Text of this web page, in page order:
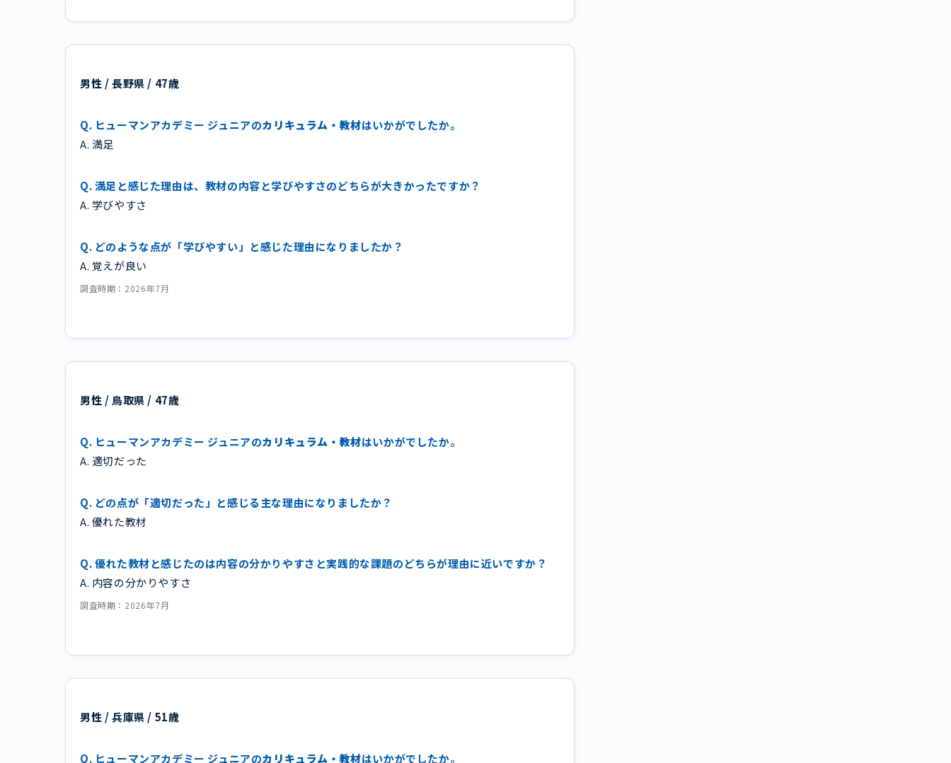
男性 / 長野県 / 47歳
Q. ヒューマンアカデミー ジュニアのカリキュラム・教材はいかがでしたか。
A. 満足
Q. 満足と感じた理由は、教材の内容と学びやすさのどちらが大きかったですか？
A. 学びやすさ
Q. どのような点が「学びやすい」と感じた理由になりましたか？
A. 覚えが良い
調査時期：2026年7月
男性 / 鳥取県 / 47歳
Q. ヒューマンアカデミー ジュニアのカリキュラム・教材はいかがでしたか。
A. 適切だった
Q. どの点が「適切だった」と感じる主な理由になりましたか？
A. 優れた教材
Q. 優れた教材と感じたのは内容の分かりやすさと実践的な課題のどちらが理由に近いですか？
A. 内容の分かりやすさ
調査時期：2026年7月
男性 / 兵庫県 / 51歳
Q. ヒューマンアカデミー ジュニアのカリキュラム・教材はいかがでしたか。